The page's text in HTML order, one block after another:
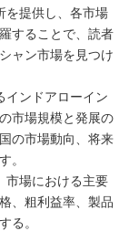
を提供し、各市場
することで、読者
ャン市場を見つけ
インドアローイン
市場規模と発展の
の市場動向、将来
。
市場における主要
、粗利益率、製品
る。